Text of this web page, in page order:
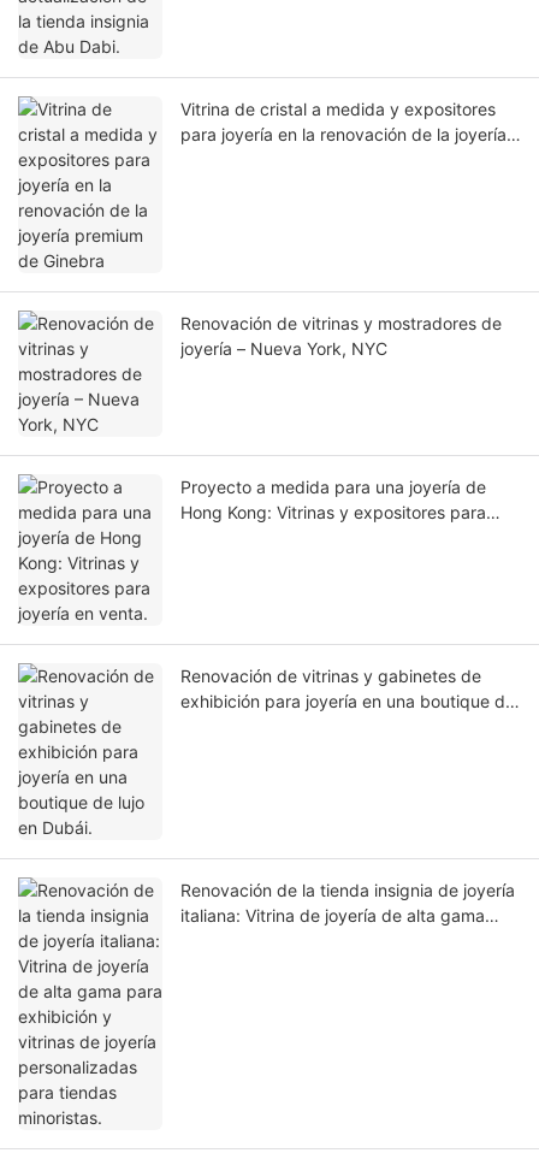
Vitrina de cristal a medida y expositores
para joyería en la renovación de la joyería
Renovación de vitrinas y mostradores de
joyería – Nueva York, NYC
Proyecto a medida para una joyería de
Hong Kong: Vitrinas y expositores para
Renovación de vitrinas y gabinetes de
exhibición para joyería en una boutique de
Renovación de la tienda insignia de joyería
italiana: Vitrina de joyería de alta gama